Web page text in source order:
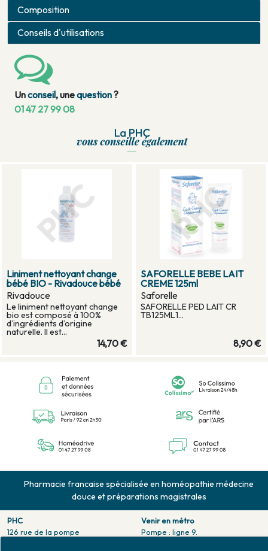
Composition
Conseils d'utilisations
Unconseil, unequestion?
01 47 27 99 08
Liniment nettoyant change
bébé BIO - Rivadouce bébé
Rivadouce
Le liniment nettoyant change
bio est composé à 100%
d’ingrédients d’origine
naturelle. Il est...
14,70 €
SAFORELLE BEBE LAIT
CREME 125ml
Saforelle
SAFORELLE PED LAIT CR
TB125ML1...
8,90 €
Pharmacie francaise spécialisée en homéopathie médecine
douce et préparations magistrales
PHC
126 rue de la pompe
Venir en métro
Pompe : ligne 9.